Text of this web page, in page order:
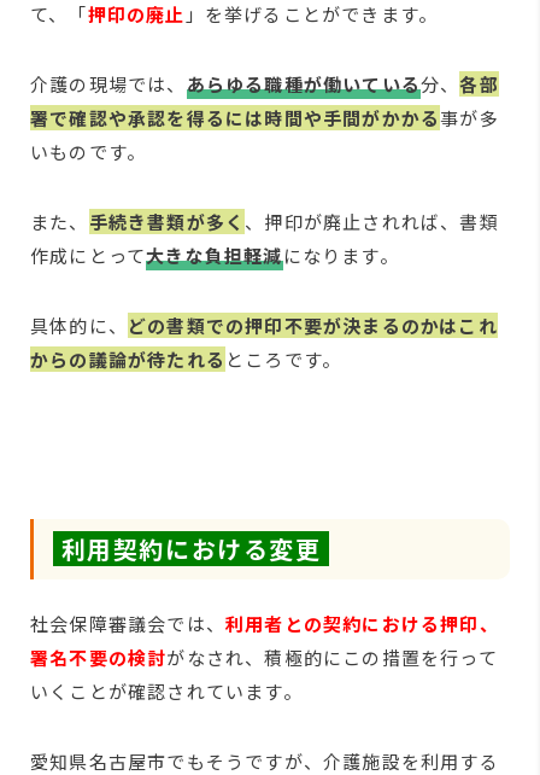
て、「押印の廃止 」を挙げることができます。
介護の現場では、 あらゆる職種が働いている分、各部
署で確認や承認を得るには時間や手間がかかる事が多
いものです。
また、 手続き書類が多く 、押印が廃止されれば、書類
作成にとって大きな負担軽減になります。
具体的に、 どの書類での押印不要が決まるのかはこれ
からの議論が待たれる ところです。
利用契約における変更
社会保障審議会では、 利用者との契約における押印、
署名不要の検討がなされ、積極的にこの措置を行って
いくことが確認されています。
愛知県名古屋市でもそうですが、介護施設を利用する